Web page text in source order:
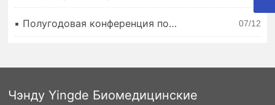
устойчивом развитии англо-индийских организмами,
поставщику» новой программы
вакцин «новая корона» в области
▪ 07/12
Чэнду Yingde Биомедицинские